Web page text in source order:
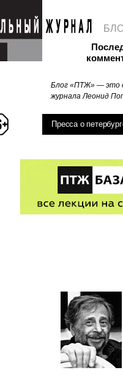
Блог «ПТЖ» — это
журнала Леонид
Пресса о